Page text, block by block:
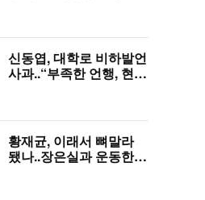
신동엽, 대학로 비하발언
사과..“부족한 언행, 현장
황재균, 이래서 뼈말라
됐나..장은실과 운동한